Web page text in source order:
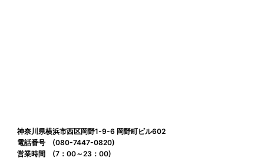
神奈川県横浜市西区岡野1-9-6 岡野町ビル602
電話番号 (080-7447-0820)
営業時間 (7：00～23：00)